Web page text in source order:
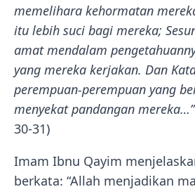
memelihara kehormatan
itu lebih suci bagi mereka;
amat mendalam
yang mereka kerjakan. Dan
perempuan-perempuan yang
menyekat pandangan mereka…”
30-31)
Imam Ibnu Qayim
berkata: “Allah menjadikan